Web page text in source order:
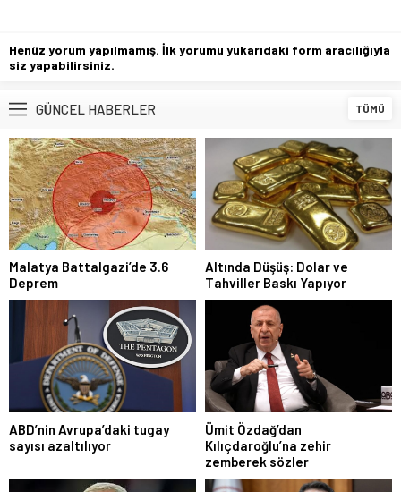
Henüz yorum yapılmamış. İlk yorumu yukarıdaki form aracılığıyla
siz yapabilirsiniz.
GÜNCEL HABERLER TÜMÜ
Malatya Battalgazi’de 3.6
Deprem
Altında Düşüş: Dolar ve
Tahviller Baskı Yapıyor
ABD’nin Avrupa’daki tugay
sayısı azaltılıyor
Ümit Özdağ’dan
Kılıçdaroğlu’na zehir
zemberek sözler